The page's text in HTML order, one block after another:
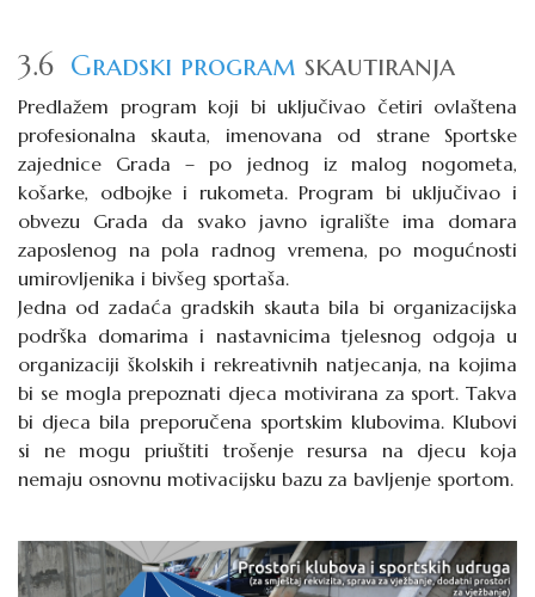
3.6 Gradski program skautiranja
Predlažem program koji bi uključivao četiri ovlaštena
profesionalna skauta, imenovana od strane Sportske
zajednice Grada – po jednog iz malog nogometa,
košarke, odbojke i rukometa. Program bi uključivao i
obvezu Grada da svako javno igralište ima domara
zaposlenog na pola radnog vremena, po mogućnosti
umirovljenika i bivšeg sportaša.
Jedna od zadaća gradskih skauta bila bi organizacijska
podrška domarima i nastavnicima tjelesnog odgoja u
organizaciji školskih i rekreativnih natjecanja, na kojima
bi se mogla prepoznati djeca motivirana za sport. Takva
bi djeca bila preporučena sportskim klubovima. Klubovi
si ne mogu priuštiti trošenje resursa na djecu koja
nemaju osnovnu motivacijsku bazu za bavljenje sportom.